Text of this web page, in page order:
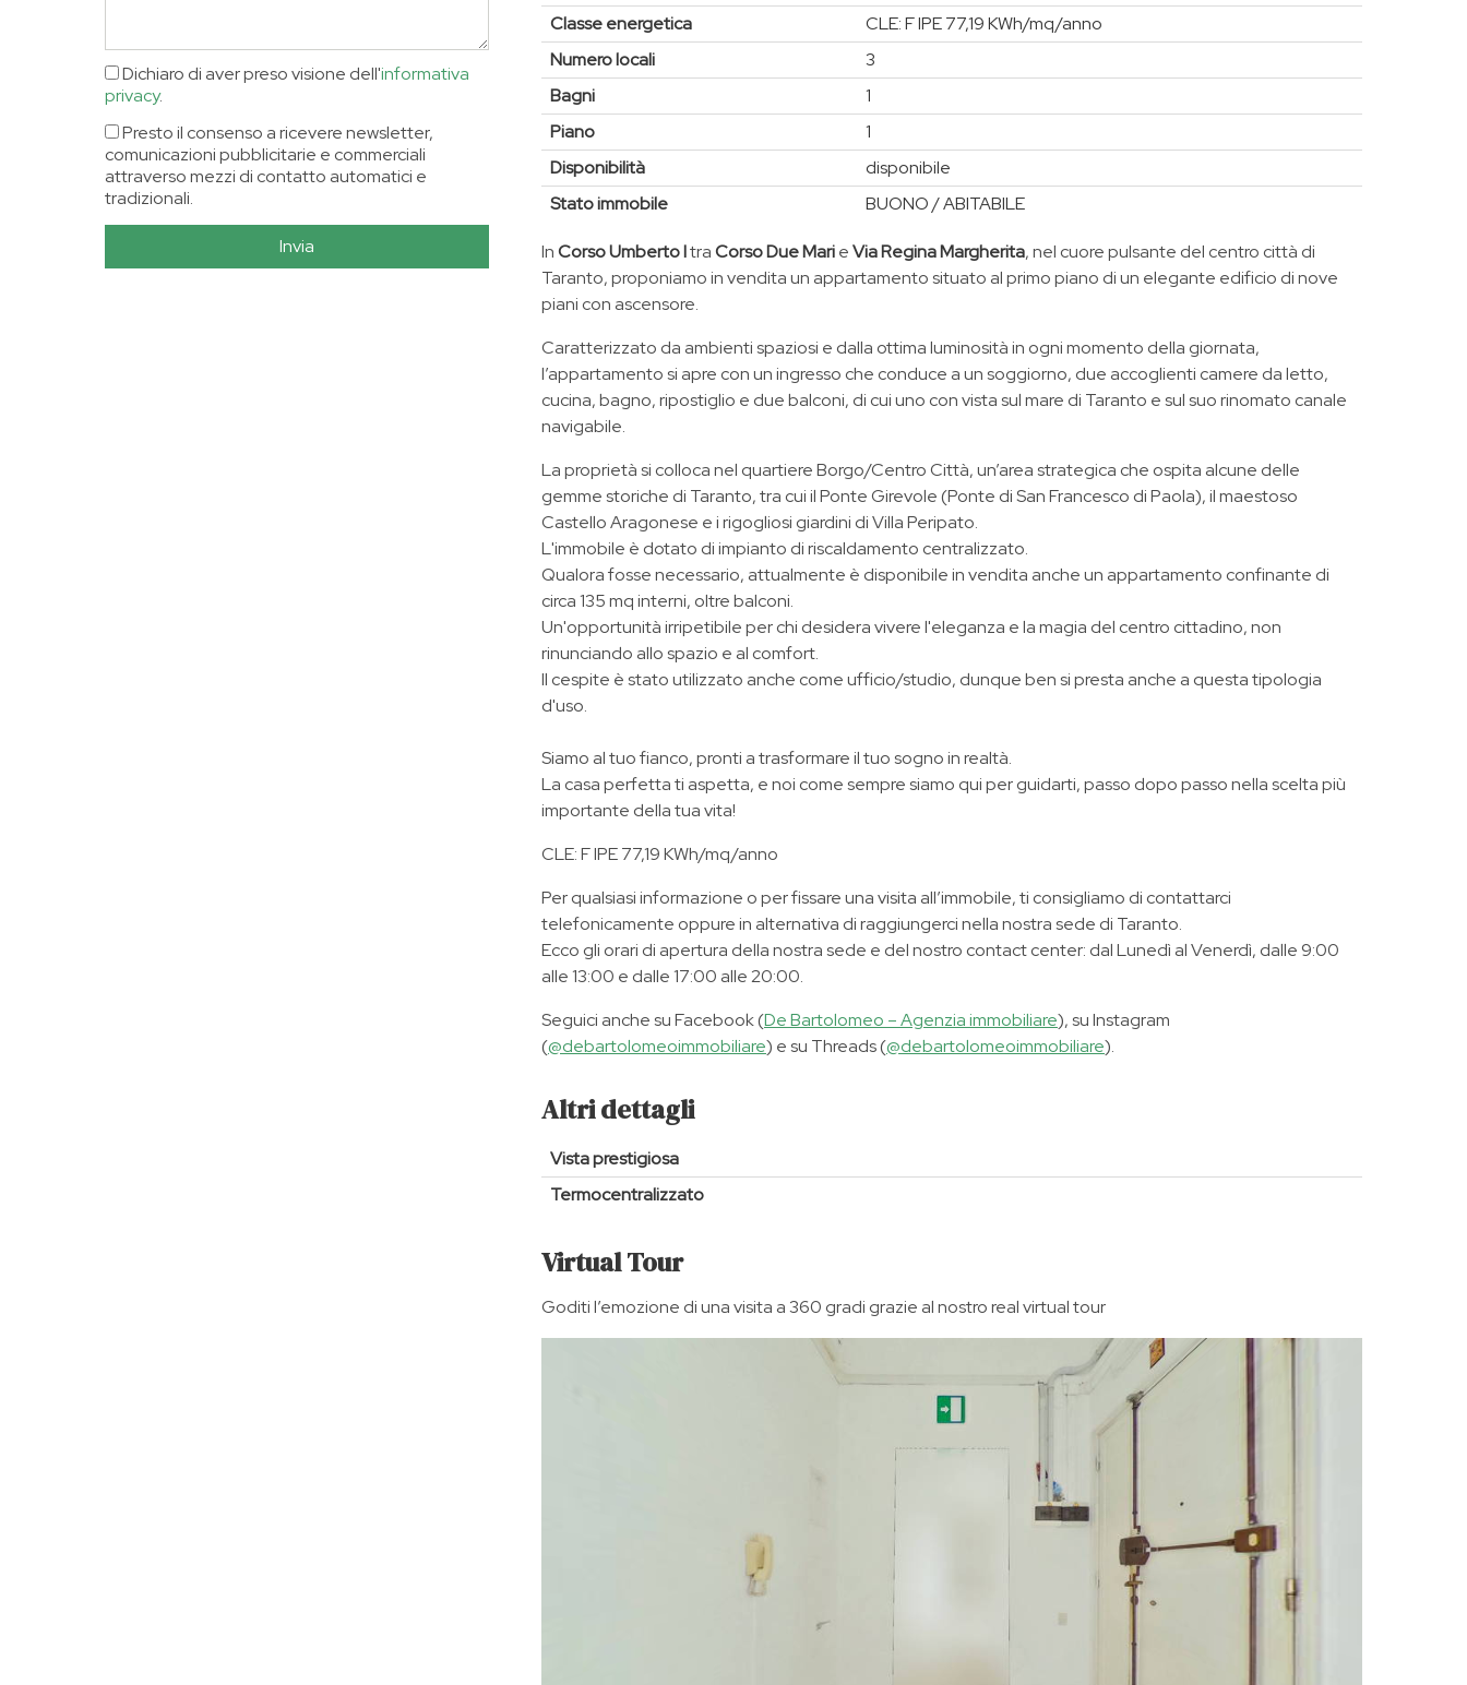
Dichiaro di aver preso visione dell'informativa
privacy.
Presto il consenso a ricevere newsletter,
comunicazioni pubblicitarie e commerciali
attraverso mezzi di contatto automatici e
tradizionali.
Invia
Classe energetica
CLE: F IPE 77,19 KWh/mq/anno
Numero locali
3
Bagni
1
Piano
1
Disponibilità
disponibile
Stato immobile
BUONO / ABITABILE
InCorso Umberto ItraCorso Due MarieVia Regina Margherita, nel cuore pulsante del centro città di
Taranto, proponiamo in vendita un appartamento situato al primo piano di un elegante edificio di nove
piani con ascensore.
Caratterizzato da ambienti spaziosi e dalla ottima luminosità in ogni momento della giornata,
l’appartamento si apre con un ingresso che conduce a un soggiorno, due accoglienti camere da letto,
cucina, bagno, ripostiglio e due balconi, di cui uno con vista sul mare di Taranto e sul suo rinomato canale
navigabile.
La proprietà si colloca nel quartiere Borgo/Centro Città, un’area strategica che ospita alcune delle
gemme storiche di Taranto, tra cui il Ponte Girevole (Ponte di San Francesco di Paola), il maestoso
Castello Aragonese e i rigogliosi giardini di Villa Peripato.
L'immobile è dotato di impianto di riscaldamento centralizzato.
Qualora fosse necessario, attualmente è disponibile in vendita anche un appartamento confinante di
circa 135 mq interni, oltre balconi.
Un'opportunità irripetibile per chi desidera vivere l'eleganza e la magia del centro cittadino, non
rinunciando allo spazio e al comfort.
Il cespite è stato utilizzato anche come ufficio/studio, dunque ben si presta anche a questa tipologia
d'uso.
Siamo al tuo fianco, pronti a trasformare il tuo sogno in realtà.
La casa perfetta ti aspetta, e noi come sempre siamo qui per guidarti, passo dopo passo nella scelta più
importante della tua vita!
CLE: F IPE 77,19 KWh/mq/anno
Per qualsiasi informazione o per fissare una visita all’immobile, ti consigliamo di contattarci
telefonicamente oppure in alternativa di raggiungerci nella nostra sede di Taranto.
Ecco gli orari di apertura della nostra sede e del nostro contact center: dal Lunedì al Venerdì, dalle 9:00
alle 13:00 e dalle 17:00 alle 20:00.
Seguici anche su Facebook (De Bartolomeo – Agenzia immobiliare), su Instagram
(@debartolomeoimmobiliare) e su Threads (@debartolomeoimmobiliare).
Altri dettagli
Vista prestigiosa
Termocentralizzato
Virtual Tour
Goditi l’emozione di una visita a 360 gradi grazie al nostro real virtual tour